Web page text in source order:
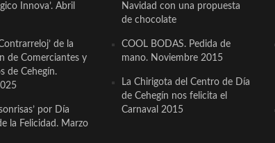
Innova’. Abril
de la
de Comerciantes y
de Cehegín.
por Día
la Felicidad. Marzo
Navidad con una propuesta
de chocolate
COOL BODAS. Pedida de
mano. Noviembre 2015
La Chirigota del Centro de Día
de Cehegín nos felicita el
Carnaval 2015